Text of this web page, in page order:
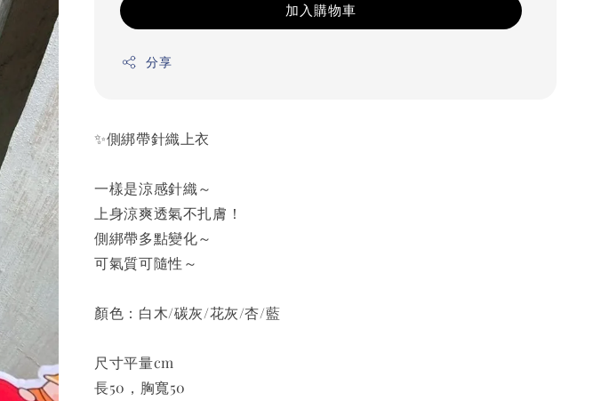
加入購物車
分享
✨側綁帶針織上衣
一樣是涼感針織～
上身涼爽透氣不扎膚！
側綁帶多點變化～
可氣質可隨性～
顏色：白木/碳灰/花灰/杏/藍
尺寸平量cm
長50，胸寬50